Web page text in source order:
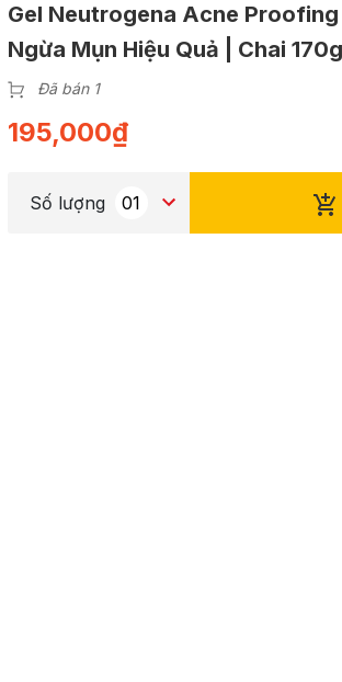
Gel Neutrogena Acne Proofing
Ngừa Mụn Hiệu Quả | Chai 170g
Đã bán 1
195,000₫
Số lượng